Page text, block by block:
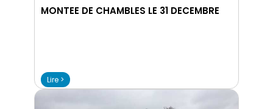
MONTEE DE CHAMBLES LE 31 DECEMBRE
Lire >